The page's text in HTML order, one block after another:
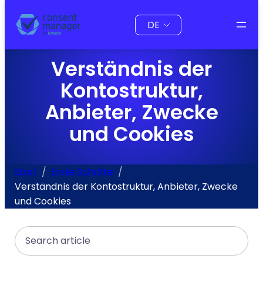
Inhalt
springen
Sprache
auswählen
Verständnis der
Kontostruktur,
Anbieter, Zwecke
und Cookies
Start
Erste Schritte
Verständnis der Kontostruktur, Anbieter, Zwecke
und Cookies
Search